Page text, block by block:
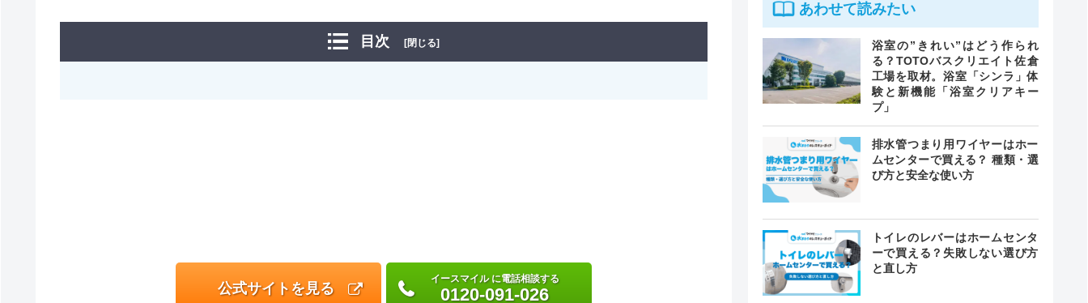
目次 [閉じる]
公式サイトを見る
イースマイル に電話相談する
0120-091-026
あわせて読みたい
浴室の”きれい”はどう作られ
る？TOTOバスクリエイト佐倉
工場を取材。浴室「シンラ」体
験と新機能「浴室クリアキー
プ」
排水管つまり用ワイヤーはホー
ムセンターで買える？ 種類・選
び方と安全な使い方
トイレのレバーはホームセンタ
ーで買える？失敗しない選び方
と直し方